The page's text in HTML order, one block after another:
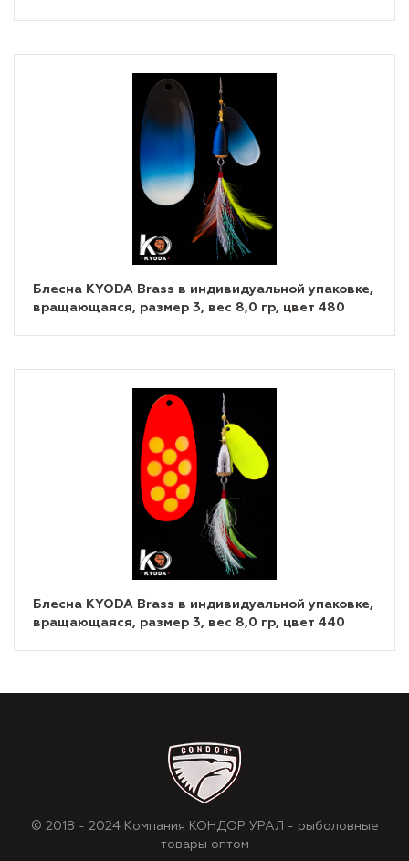
Блесна KYODA Brass в индивидуальной упаковке,
вращающаяся, размер 3, вес 8,0 гр, цвет 480
Блесна KYODA Brass в индивидуальной упаковке,
вращающаяся, размер 3, вес 8,0 гр, цвет 440
© 2018 - 2024 Компания КОНДОР УРАЛ - рыболовные
товары оптом